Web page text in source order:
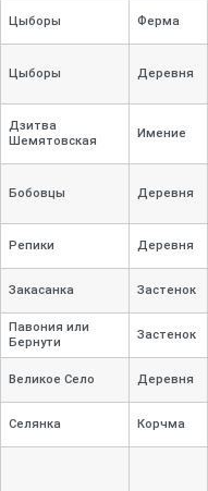
Цыборы Ферма
Цыборы Деревня
Дзитва
Шемятовская
Имение
Бобовцы Деревня
Репики Деревня
Закасанка Застенок
Павония или
Бернути
Застенок
Великое Село Деревня
Селянка Корчма